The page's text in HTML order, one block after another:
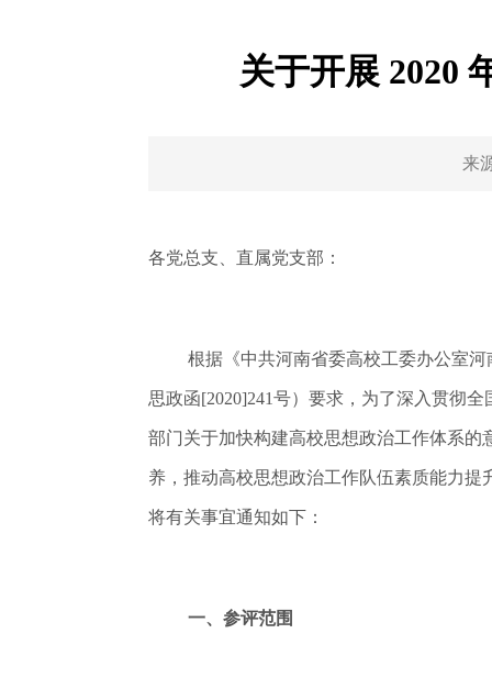
关于开展 2020
来
各党总支、直属党支部：
根据《中共河南省委高校工委办公室
思政函[2020]241号）要求，为了深入贯彻
部门关于加快构建高校思想政治工作体系
养，推动高校思想政治工作队伍素质能力
将有关事宜通知如下：
一、参评范围